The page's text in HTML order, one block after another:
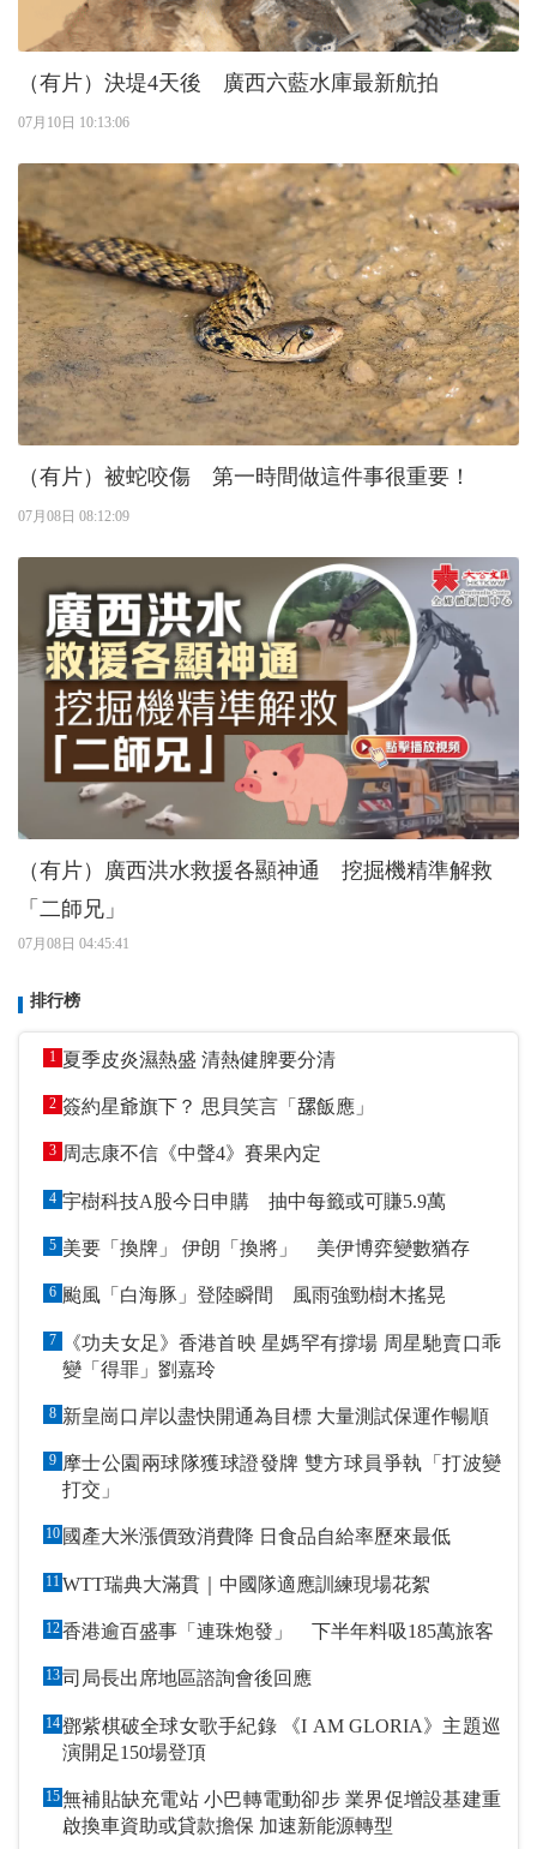
（有片）決堤4天後 廣西六藍水庫最新航拍
07月10日 10:13:06
（有片）被蛇咬傷 第一時間做這件事很重要！
07月08日 08:12:09
（有片）廣西洪水救援各顯神通 挖掘機精準解救
「二師兄」
07月08日 04:45:41
排行榜
1 夏季皮炎濕熱盛 清熱健脾要分清
2 簽約星爺旗下？ 思貝笑言「𦧲飯應」
3 周志康不信《中聲4》賽果內定
4 宇樹科技A股今日申購 抽中每籤或可賺5.9萬
5 美要「換牌」 伊朗「換將」 美伊博弈變數猶存
6 颱風「白海豚」登陸瞬間 風雨強勁樹木搖晃
7
《功夫女足》香港首映 星媽罕有撐場 周星馳賣口乖
變「得罪」劉嘉玲
8 新皇崗口岸以盡快開通為目標 大量測試保運作暢順
9 摩士公園兩球隊獲球證發牌 雙方球員爭執「打波變
打交」
10 國產大米漲價致消費降 日食品自給率歷來最低
11 WTT瑞典大滿貫｜中國隊適應訓練現場花絮
12香港逾百盛事「連珠炮發」 下半年料吸185萬旅客
13司局長出席地區諮詢會後回應
14鄧紫棋破全球女歌手紀錄 《I AM GLORIA》主題巡
演開足150場登頂
15無補貼缺充電站 小巴轉電動卻步 業界促增設基建重
啟換車資助或貸款擔保 加速新能源轉型